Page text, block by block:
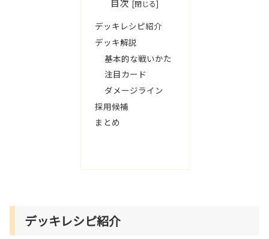
目次
デッキレシピ紹介
デッキ解説
基本的な戦いかた
注目カード
ダメージライン
採用候補
まとめ
デッキレシピ紹介